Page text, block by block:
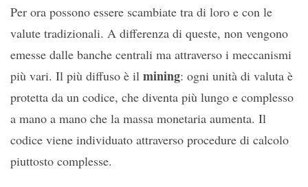
Per ora possono essere scambiate tra di loro e con le
valute tradizionali. A differenza di queste, non vengono
emesse dalle banche centrali ma attraverso i meccanismi
più vari. Il più diffuso è il mining: ogni unità di valuta è
protetta da un codice, che diventa più lungo e complesso
a mano a mano che la massa monetaria aumenta. Il
codice viene individuato attraverso procedure di calcolo
piuttosto complesse.